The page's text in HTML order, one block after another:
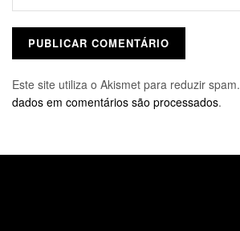
Este site utiliza o Akismet para reduzir spam.
dados em comentários são processados.